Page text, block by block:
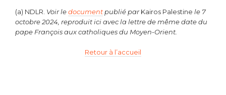
(a) NDLR. Voir ledocumentpublié parKairos Palestine le 7
octobre 2024, reproduit ici avec la lettre de même date du
pape François aux catholiques du Moyen-Orient.
Retour à l’accueil